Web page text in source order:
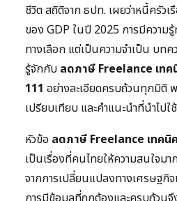
ชีวิต สถิติจาก ธปท. เผยว่าหนี้ครัวเ
ของ GDP ในปี 2025 การมีความรู้
ทางเลือก แต่เป็นความจำเป็น บท
รู้จักกับ ลดภาษี Freelance เท
111 อย่างละเอียดครบถ้วนทุกมิติ
เปรียบเทียบ และคำแนะนำที่นำไป
หัวข้อ ลดภาษี Freelance เทคนิ
เป็นเรื่องที่คนไทยให้ความสนใจม
จากการเปลี่ยนแปลงทางเศรษฐกิจ